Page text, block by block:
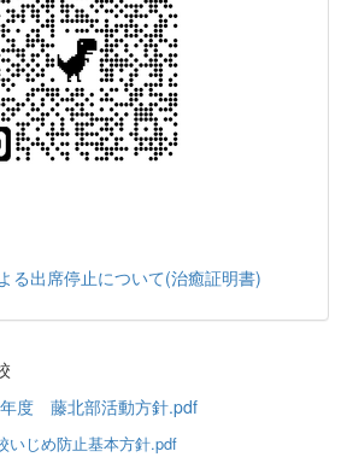
る出席停止について(治癒証明書)
度 藤北部活動方針.pdf
いじめ防止基本方針.pdf